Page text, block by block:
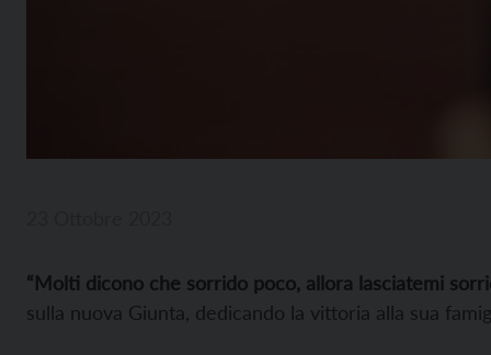
“Molti dicono che sorrido poco, allora lasciatemi
sulla nuova Giunta, dedicando la vittoria alla sua